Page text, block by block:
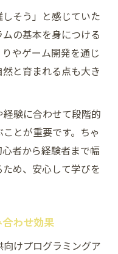
そう」と感じていた
の基本を身につける
やゲーム開発を通じ
と育まれる点も大き
験に合わせて段階的
とが重要です。ちゃ
者から経験者まで幅
め、安心して学びを
わせ効果
けプログラミングア